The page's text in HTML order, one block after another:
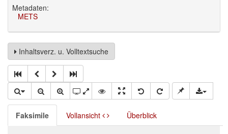
Metadaten:
METS
Inhaltsverz. u. Volltextsuche
Faksimile Vollansicht Überblick